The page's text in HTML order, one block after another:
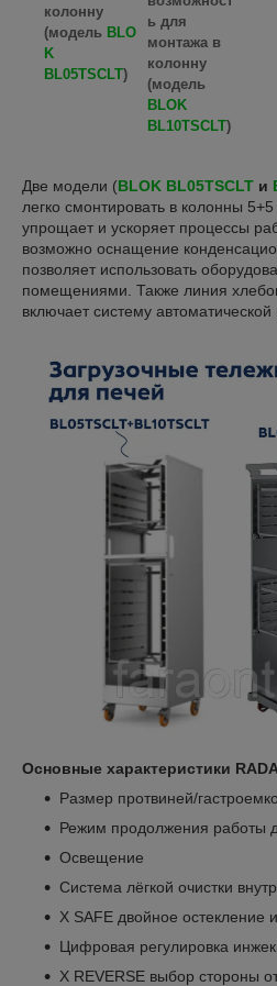
колонну
(модель BLO
K
BL05TSCLT)
ь для
монтажа в
колонну
(модель
BLOK
BL10TSCLT)
Две модели (BLOK BL05TSCLT и
легко смонтировать в колонны
упрощает и ускоряет процессы
возможно оснащение
позволяет использовать
помещениями. Также линия
включает систему
Основные характеристики
Размер протвиней/
Режим продолжения работы
Освещение
Система лёгкой очистки
X SAFE двойное остекление
Цифровая регулировка
X REVERSE выбор стороны